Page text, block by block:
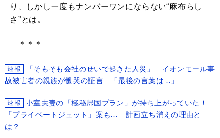
り、しかし一度もナンバーワンにならない“麻布らし
さ”とは。
＊＊＊
速報
「そもそも会社のせいで起きた人災」 イオンモール事
故被害者の親族が慟哭の証言 「最後の言葉は…」
速報
小室夫妻の「極秘帰国プラン」が持ち上がっていた！
「プライベートジェット」案も… 計画立ち消えの理由と
は？